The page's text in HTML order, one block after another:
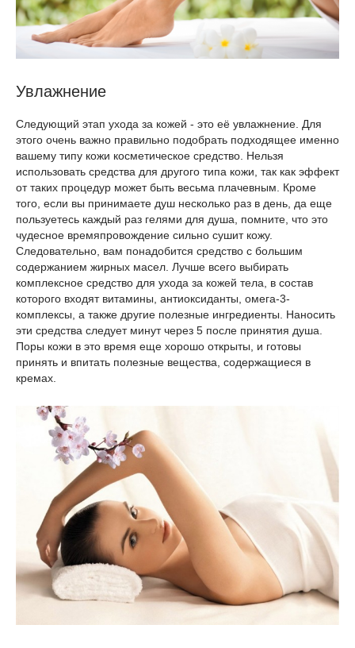
Увлажнение
Следующий этап ухода за кожей - это её увлажнение. Для
этого очень важно правильно подобрать подходящее именно
вашему типу кожи косметическое средство. Нельзя
использовать средства для другого типа кожи, так как эффект
от таких процедур может быть весьма плачевным. Кроме
того, если вы принимаете душ несколько раз в день, да еще
пользуетесь каждый раз гелями для душа, помните, что это
чудесное времяпровождение сильно сушит кожу.
Следовательно, вам понадобится средство с большим
содержанием жирных масел. Лучше всего выбирать
комплексное средство для ухода за кожей тела, в состав
которого входят витамины, антиоксиданты, омега-3-
комплексы, а также другие полезные ингредиенты. Наносить
эти средства следует минут через 5 после принятия душа.
Поры кожи в это время еще хорошо открыты, и готовы
принять и впитать полезные вещества, содержащиеся в
кремах.